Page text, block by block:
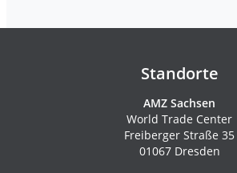
Standorte
AMZ Sachsen
World Trade Center
Freiberger Straße 35
01067 Dresden